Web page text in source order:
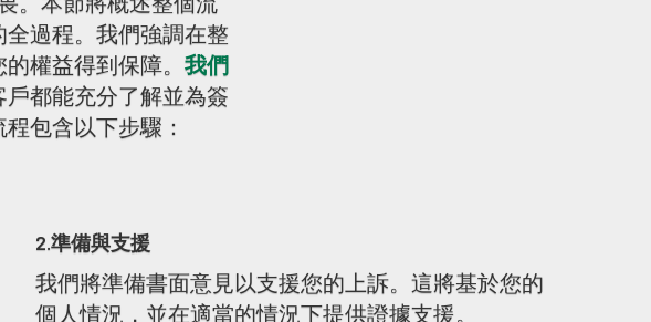
過程。我們強調在整
權益得到保障。 我們
都能充分了解並為簽
包含以下步驟：
2.準備與支援
我們將準備書面意見以支援您的上訴。這將基於您的
個人情況，並在適當的情況下提供證據支援。